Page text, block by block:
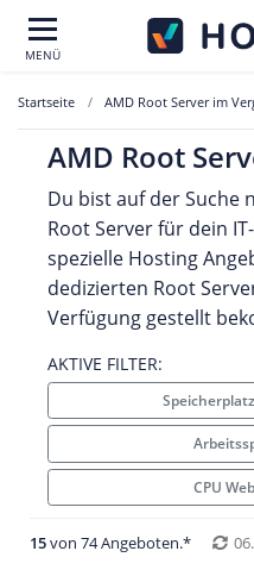
MENÜ
Startseite AMD Root Server im
AMD Root
Du bist auf der Suche
Root Server für dein
spezielle Hosting
dedizierten Root
Verfügung gestellt
AKTIVE FILTER:
CPU
15von 74 Angeboten.*